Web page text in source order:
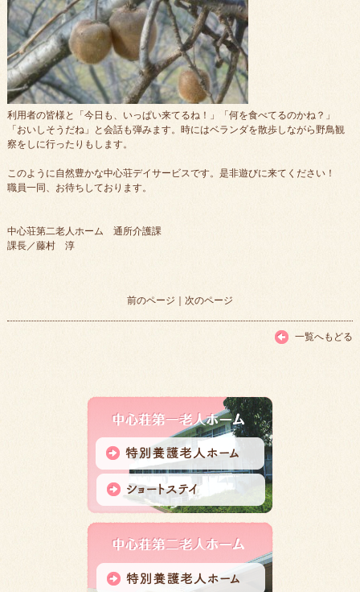
利用者の皆様と「今日も、いっぱい来てるね！」「何を食べてるのかね？」
「おいしそうだね」と会話も弾みます。時にはベランダを散歩しながら野鳥観
察をしに行ったりもします。
このように自然豊かな中心荘デイサービスです。是非遊びに来てください！
職員一同、お待ちしております。
中心荘第二老人ホーム 通所介護課
課長／藤村 淳
前のページ ｜ 次のページ
一覧へもどる